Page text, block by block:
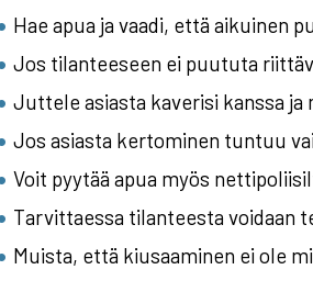
Hae apua ja vaadi, että aikuinen
Jos tilanteeseen ei puututa
Juttele asiasta kaverisi kanssa
Jos asiasta kertominen tuntuu
Voit pyytää apua myös
Tarvittaessa tilanteesta voidaan
Muista, että kiusaaminen ei ole